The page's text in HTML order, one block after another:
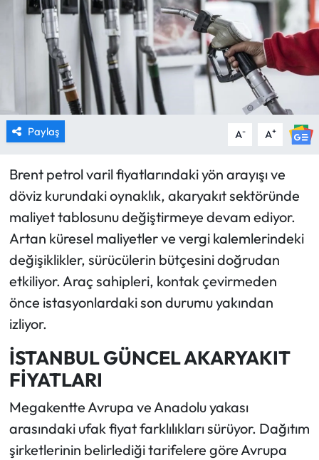
Paylaş A- A+
Brent petrol varil fiyatlarındaki yön arayışı ve
döviz kurundaki oynaklık, akaryakıt sektöründe
maliyet tablosunu değiştirmeye devam ediyor.
Artan küresel maliyetler ve vergi kalemlerindeki
değişiklikler, sürücülerin bütçesini doğrudan
etkiliyor. Araç sahipleri, kontak çevirmeden
önce istasyonlardaki son durumu yakından
izliyor.
İSTANBUL GÜNCEL AKARYAKIT
FİYATLARI
Megakentte Avrupa ve Anadolu yakası
arasındaki ufak fiyat farklılıkları sürüyor. Dağıtım
şirketlerinin belirlediği tarifelere göre Avrupa
YAŞAM
RESMİ İLANLAR
HABER İLAN